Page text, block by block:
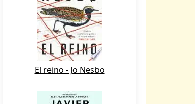
El reino - Jo Nesbo